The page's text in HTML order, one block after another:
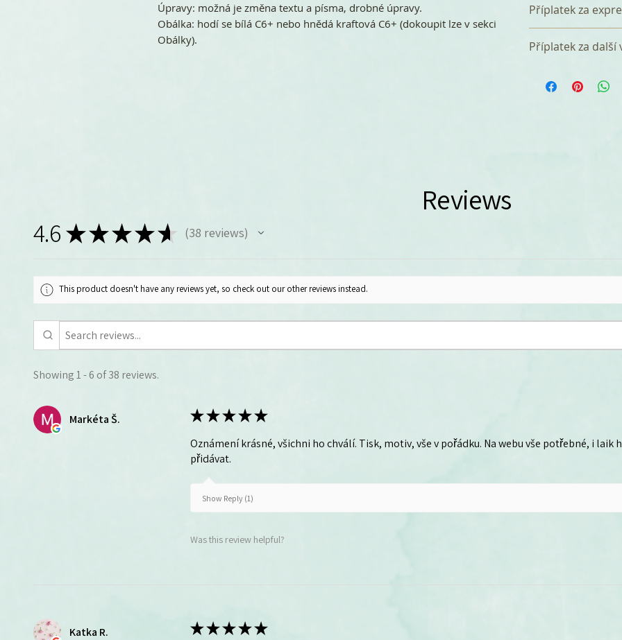
Úpravy: možná je změna textu a písma, drobné úpravy.
Obálka: hodí se bílá C6+ nebo hnědá kraftová C6+ (dokoupit lze v sekci
Obálky).
poplatek 360 Kč
který zahrnuje
a tři korektury.
Příplatek za
dnů od bdržení
do 7 dnů. za
Příplatek za další
verzi (např.
Reviews
4.6 ★★★★★ 38 reviews
38
This product doesn't have any reviews yet, so check out our other reviews instead.
Showing 1 - 6 of 38 reviews.
Markéta Š. ★★★★★
Oznámení krásné, všichni ho chválí. Tisk, motiv, vše v pořádku. Na webu vše potřebné, i
přidávat.
Show Reply (1)
Was this review helpful?
Katka R. ★★★★★